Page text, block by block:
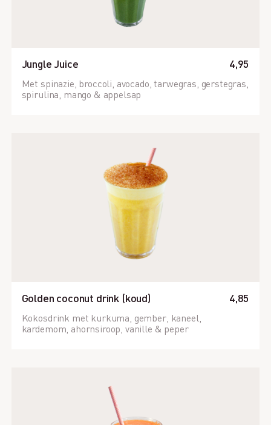
Jungle Juice 4,95
Met spinazie, broccoli, avocado, tarwegras, gerstegras,
spirulina, mango & appelsap
Golden coconut drink (koud) 4,85
Kokosdrink met kurkuma, gember, kaneel,
kardemom, ahornsiroop, vanille & peper